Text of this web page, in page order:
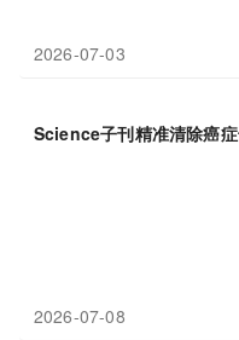
2026-07-03
Science子刊精准清除癌
2026-07-08